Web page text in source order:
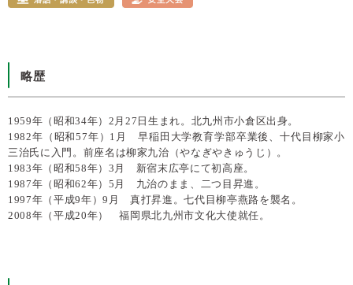
略歴
1959年（昭和34年）2月27日生まれ。北九州市小倉区出身。
1982年（昭和57年）1月 早稲田大学教育学部卒業後、十代目柳家小
三治氏に入門。前座名は柳家九治（やなぎやきゅうじ）。
1983年（昭和58年）3月 新宿末広亭にて初高座。
1987年（昭和62年）5月 九治のまま、二つ目昇進。
1997年（平成9年）9月 真打昇進。七代目柳亭燕路を襲名。
2008年（平成20年） 福岡県北九州市文化大使就任。